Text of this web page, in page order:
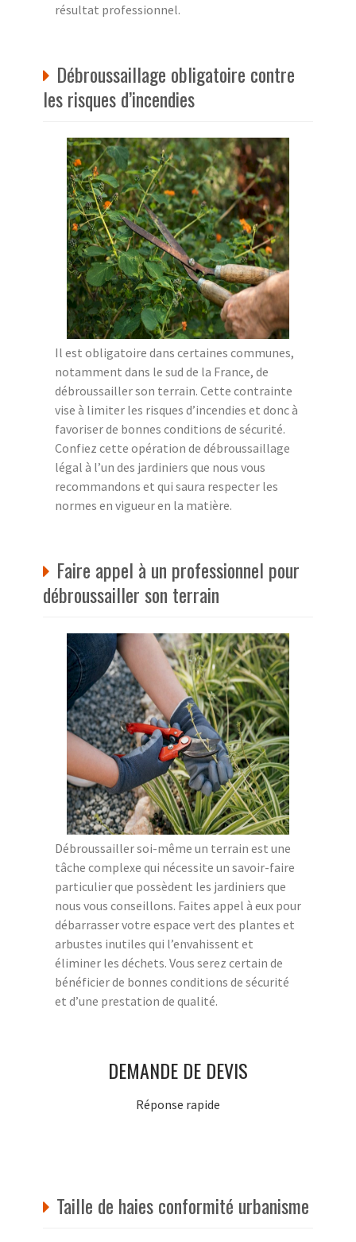
résultat professionnel.
Débroussaillage obligatoire contre
les risques d’incendies
Il est obligatoire dans certaines communes,
notamment dans le sud de la France, de
débroussailler son terrain. Cette contrainte
vise à limiter les risques d’incendies et donc à
favoriser de bonnes conditions de sécurité.
Confiez cette opération de débroussaillage
légal à l’un des jardiniers que nous vous
recommandons et qui saura respecter les
normes en vigueur en la matière.
Faire appel à un professionnel pour
débroussailler son terrain
Débroussailler soi-même un terrain est une
tâche complexe qui nécessite un savoir-faire
particulier que possèdent les jardiniers que
nous vous conseillons. Faites appel à eux pour
débarrasser votre espace vert des plantes et
arbustes inutiles qui l’envahissent et
éliminer les déchets. Vous serez certain de
bénéficier de bonnes conditions de sécurité
et d’une prestation de qualité.
DEMANDE DE DEVIS
Réponse rapide
Taille de haies conformité urbanisme